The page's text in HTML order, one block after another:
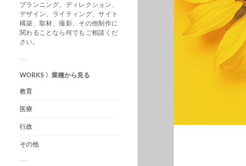
プランニング、ディレクション、
デザイン、ライティング、サイト
構築、取材、撮影、その他制作に
関わることなら何でもご相談くだ
さい。
WORKS 〉業種から見る
教育
医療
行政
その他